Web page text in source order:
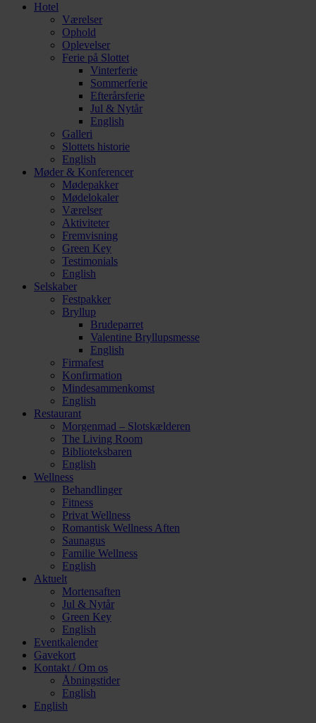
Hotel
Værelser
Ophold
Oplevelser
Ferie på Slottet
Vinterferie
Sommerferie
Efterårsferie
Jul & Nytår
English
Galleri
Slottets historie
English
Møder & Konferencer
Mødepakker
Mødelokaler
Værelser
Aktiviteter
Fremvisning
Green Key
Testimonials
English
Selskaber
Festpakker
Bryllup
Brudeparret
Valentine Bryllupsmesse
English
Firmafest
Konfirmation
Mindesammenkomst
English
Restaurant
Morgenmad – Slotskælderen
The Living Room
Biblioteksbaren
English
Wellness
Behandlinger
Fitness
Privat Wellness
Romantisk Wellness Aften
Saunagus
Familie Wellness
English
Aktuelt
Mortensaften
Jul & Nytår
Green Key
English
Eventkalender
Gavekort
Kontakt / Om os
Åbningstider
English
English